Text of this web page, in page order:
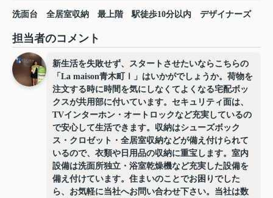
洗面台 全居室収納 最上階 駅徒歩10分以内 デザイナーズ
担当者のコメント
新生活を失敗せず、スタートさせたいならこちらの
「La maison青木町Ⅰ」はいかがでしょうか。荷物を
注文する時に時間を気にしなくてよくなる宅配ボッ
クスが共用部に付いています。セキュリティ面は、
TVインターホン・オートロックなど充実しているの
で安心して生活できます。収納はシューズボック
ス・クロゼット・全居室収納などが備え付けられて
いるので、衣類や日用品の収納に重宝します。室内
設備は洗面所独立・浴室乾燥機など充実した設備を
備え付けています。住まいのことでお困りでした
ら、お気軽に当社へお問い合わせ下さい。当社は数